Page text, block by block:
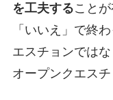
を工夫すること
「いいえ」で終
エスチョンでは
オープンクエスチ